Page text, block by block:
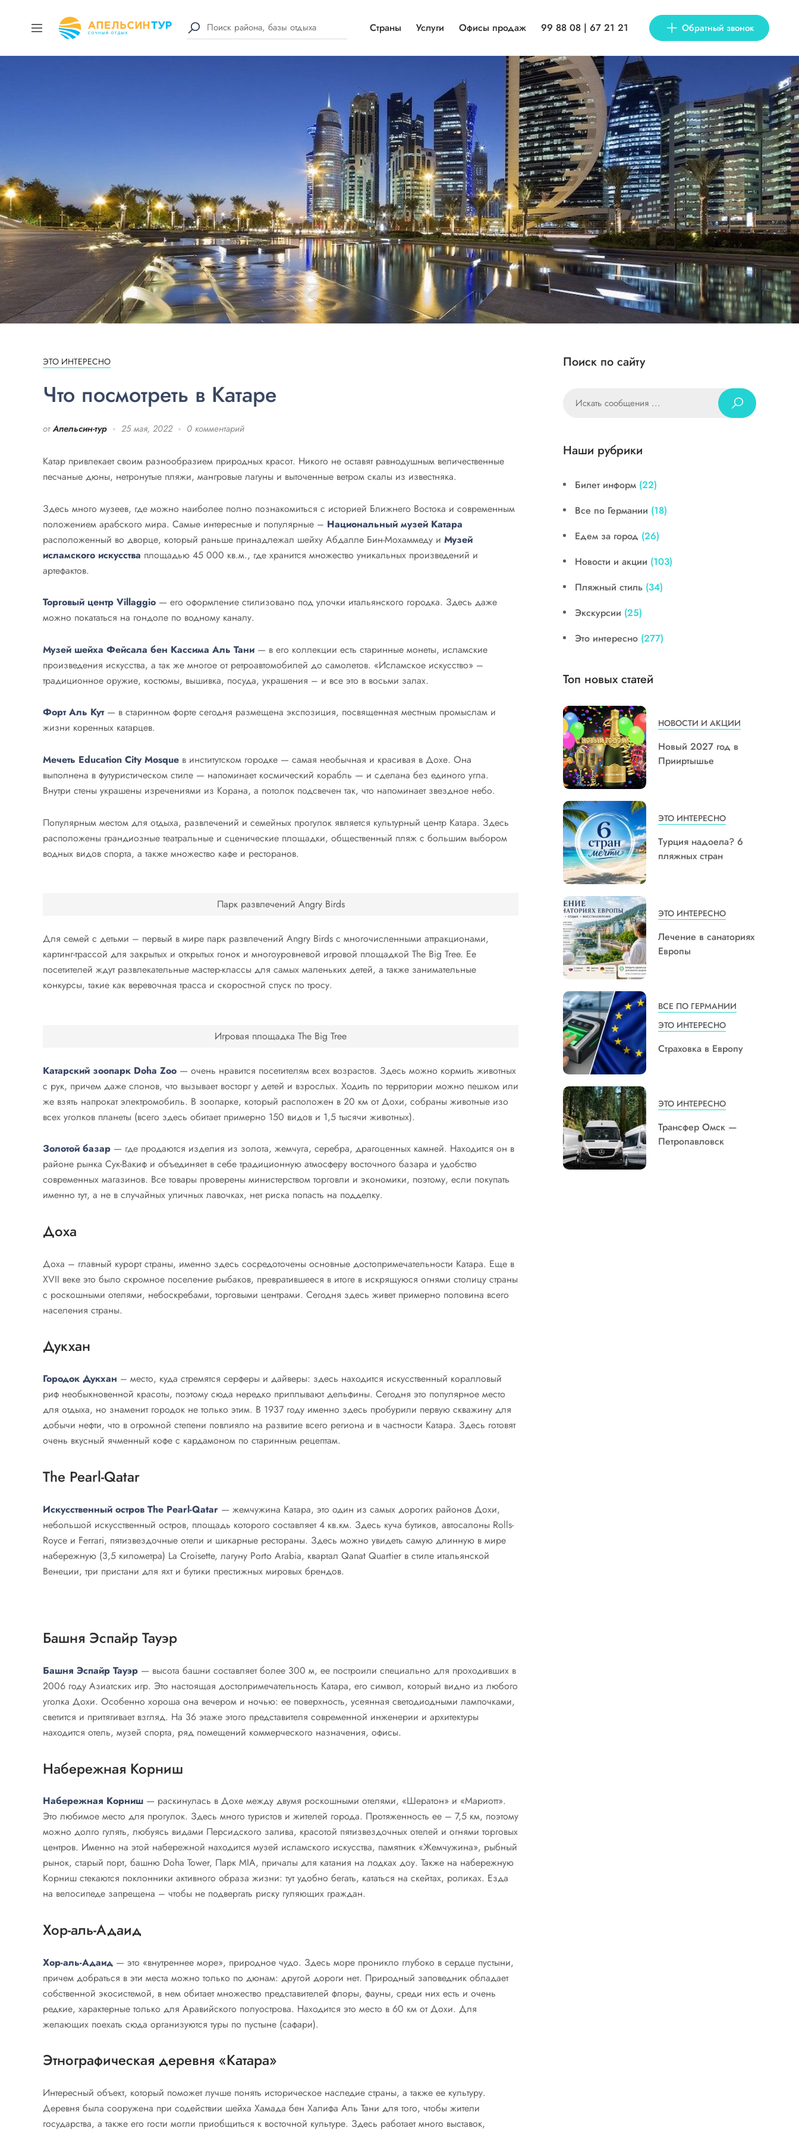
Страны Услуги Офисы продаж 99 88 08 | 67 21 21 Обратный звонок
ЭТО ИНТЕРЕСНО
Что посмотреть в Катаре
от Апельсин-тур 25 мая, 2022 0 комментарий
Катар привлекает своим разнообразием природных красот. Никого не оставят равнодушным величественные
песчаные дюны, нетронутые пляжи, мангровые лагуны и выточенные ветром скалы из известняка.
Здесь много музеев, где можно наиболее полно познакомиться с историей Ближнего Востока и современным
положением арабского мира. Самые интересные и популярные – Национальный музей Катара
расположенный во дворце, который раньше принадлежал шейху Абдалле Бин-Мохаммеду и Музей
исламского искусства площадью 45 000 кв.м., где хранится множество уникальных произведений и
артефактов.
Торговый центр Villaggio — его оформление стилизовано под улочки итальянского городка. Здесь даже
можно покататься на гондоле по водному каналу.
Музей шейха Фейсала бен Кассима Аль Тани — в его коллекции есть старинные монеты, исламские
произведения искусства, а так же многое от ретроавтомобилей до самолетов. «Исламское искусство» –
традиционное оружие, костюмы, вышивка, посуда, украшения – и все это в восьми залах.
Форт Аль Кут— в старинном форте сегодня размещена экспозиция, посвященная местным промыслам и
жизни коренных катарцев.
Мечеть Education City Mosque в институтском городке — самая необычная и красивая в Дохе. Она
выполнена в футуристическом стиле — напоминает космический корабль — и сделана без единого угла.
Внутри стены украшены изречениями из Корана, а потолок подсвечен так, что напоминает звездное небо.
Популярным местом для отдыха, развлечений и семейных прогулок является культурный центр Катара. Здесь
расположены грандиозные театральные и сценические площадки, общественный пляж с большим выбором
водных видов спорта, а также множество кафе и ресторанов.
Парк развлечений Angry Birds
Для семей с детьми – первый в мире парк развлечений Angry Birds с многочисленными аттракционами,
картинг-трассой для закрытых и открытых гонок и многоуровневой игровой площадкой The Big Tree. Ее
посетителей ждут развлекательные мастер-классы для самых маленьких детей, а также занимательные
конкурсы, такие как веревочная трасса и скоростной спуск по тросу.
Игровая площадка The Big Tree
Катарский зоопарк Doha Zoo — очень нравится посетителям всех возрастов. Здесь можно кормить животных
с рук, причем даже слонов, что вызывает восторг у детей и взрослых. Ходить по территории можно пешком или
же взять напрокат электромобиль. В зоопарке, который расположен в 20 км от Дохи, собраны животные изо
всех уголков планеты (всего здесь обитает примерно 150 видов и 1,5 тысячи животных).
Золотой базар — где продаются изделия из золота, жемчуга, серебра, драгоценных камней. Находится он в
районе рынка Сук-Вакиф и объединяет в себе традиционную атмосферу восточного базара и удобство
современных магазинов. Все товары проверены министерством торговли и экономики, поэтому, если покупать
именно тут, а не в случайных уличных лавочках, нет риска попасть на подделку.
Доха
Доха – главный курорт страны, именно здесь сосредоточены основные достопримечательности Катара. Еще в
XVII веке это было скромное поселение рыбаков, превратившееся в итоге в искрящуюся огнями столицу страны
с роскошными отелями, небоскребами, торговыми центрами. Сегодня здесь живет примерно половина всего
населения страны.
Дукхан
Городок Дукхан – место, куда стремятся серферы и дайверы: здесь находится искусственный коралловый
риф необыкновенной красоты, поэтому сюда нередко приплывают дельфины. Сегодня это популярное место
для отдыха, но знаменит городок не только этим. В 1937 году именно здесь пробурили первую скважину для
добычи нефти, что в огромной степени повлияло на развитие всего региона и в частности Катара. Здесь готовят
очень вкусный ячменный кофе с кардамоном по старинным рецептам.
The Pearl-Qatar
Искусственный остров The Pearl-Qatar — жемчужина Катара, это один из самых дорогих районов Дохи,
небольшой искусственный остров, площадь которого составляет 4 кв.км. Здесь куча бутиков, автосалоны Rolls-
Royce и Ferrari, пятизвездочные отели и шикарные рестораны. Здесь можно увидеть самую длинную в мире
набережную (3,5 километра) La Croisette, лагуну Porto Arabia, квартал Qanat Quartier в стиле итальянской
Венеции, три пристани для яхт и бутики престижных мировых брендов.
Башня Эспайр Тауэр
Башня Эспайр Тауэр — высота башни составляет более 300 м, ее построили специально для проходивших в
2006 году Азиатских игр. Это настоящая достопримечательность Катара, его символ, который видно из любого
уголка Дохи. Особенно хороша она вечером и ночью: ее поверхность, усеянная светодиодными лампочками,
светится и притягивает взгляд. На 36 этаже этого представителя современной инженерии и архитектуры
находится отель, музей спорта, ряд помещений коммерческого назначения, офисы.
Набережная Корниш
Набережная Корниш — раскинулась в Дохе между двумя роскошными отелями, «Шератон» и «Мариотт».
Это любимое место для прогулок. Здесь много туристов и жителей города. Протяженность ее – 7,5 км, поэтому
можно долго гулять, любуясь видами Персидского залива, красотой пятизвездочных отелей и огнями торговых
центров. Именно на этой набережной находится музей исламского искусства, памятник «Жемчужина», рыбный
рынок, старый порт, башню Doha Tower, Парк MIA, причалы для катания на лодках доу. Также на набережную
Корниш стекаются поклонники активного образа жизни: тут удобно бегать, кататься на скейтах, роликах. Езда
на велосипеде запрещена – чтобы не подвергать риску гуляющих граждан.
Хор-аль-Адаид
Хор-аль-Адаид — это «внутреннее море», природное чудо. Здесь море проникло глубоко в сердце пустыни,
причем добраться в эти места можно только по дюнам: другой дороги нет. Природный заповедник обладает
собственной экосистемой, в нем обитает множество представителей флоры, фауны, среди них есть и очень
редкие, характерные только для Аравийского полуострова. Находится это место в 60 км от Дохи. Для
желающих поехать сюда организуются туры по пустыне (сафари).
Этнографическая деревня «Катара»
Интересный объект, который поможет лучше понять историческое наследие страны, а также ее культуру.
Деревня была сооружена при содействии шейха Хамада бен Халифа Аль Тани для того, чтобы жители
государства, а также его гости могли приобщиться к восточной культуре. Здесь работает много выставок,
Поиск по сайту
Наши рубрики
Билет информ (22)
Все по Германии (18)
Едем за город (26)
Новости и акции (103)
Пляжный стиль (34)
Экскурсии (25)
Это интересно (277)
Топ новых статей
НОВОСТИ И АКЦИИ
Новый 2027 год в
Прииртышье
ЭТО ИНТЕРЕСНО
Турция надоела? 6
пляжных стран
ЭТО ИНТЕРЕСНО
Лечение в санаториях
Европы
ВСЕ ПО ГЕРМАНИИ
ЭТО ИНТЕРЕСНО
Страховка в Европу
ЭТО ИНТЕРЕСНО
Трансфер Омск —
Петропавловск